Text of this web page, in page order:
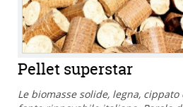
Pellet superstar
Le biomasse solide, legna,